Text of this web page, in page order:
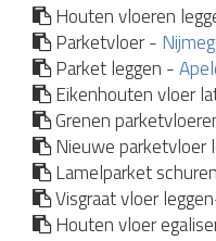
Houten vloeren
Parketvloer -
Parket leggen -
Eikenhouten vloer
Grenen
Nieuwe parketvloer
Lamelparket
Visgraat vloer
Houten vloer